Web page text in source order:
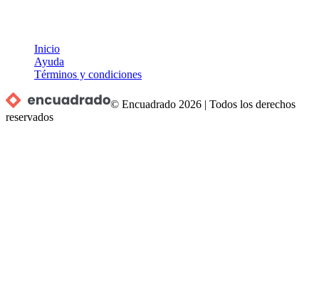
Inicio
Ayuda
Términos y condiciones
© Encuadrado 2026 |Todos los derechos
reservados